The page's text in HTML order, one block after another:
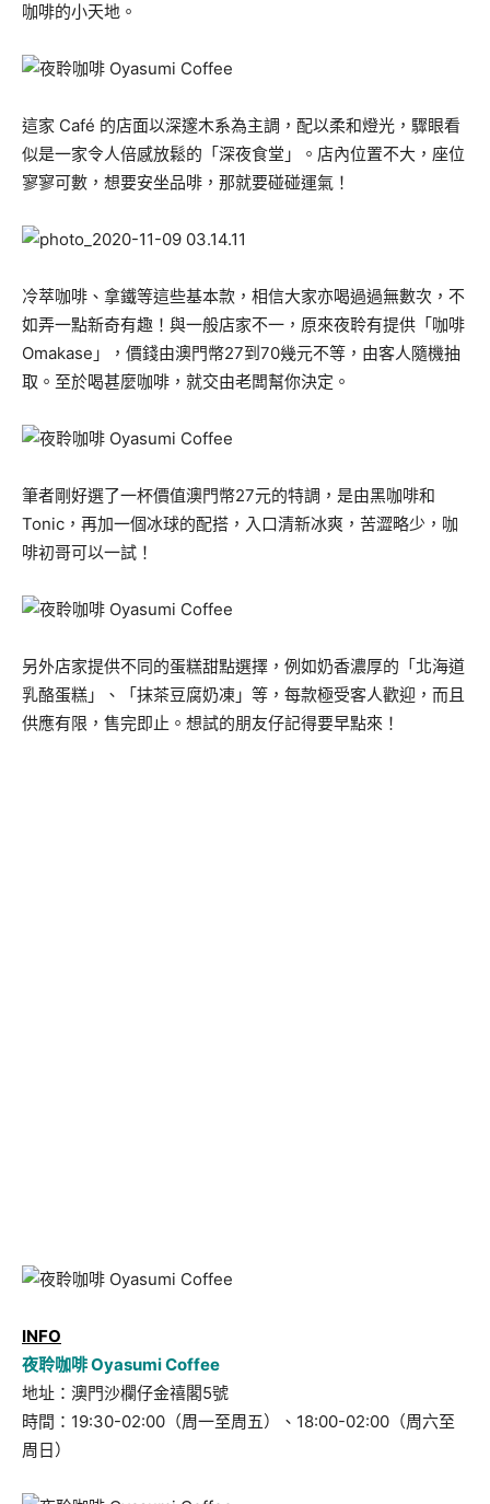
咖啡的小天地。
這家 Café 的店面以深邃木系為主調，配以柔和燈光，驟眼看
似是一家令人倍感放鬆的「深夜食堂」。店內位置不大，座位
寥寥可數，想要安坐品啡，那就要碰碰運氣！
冷萃咖啡、拿鐵等這些基本款，相信大家亦喝過過無數次，不
如弄一點新奇有趣！與一般店家不一，原來夜聆有提供「咖啡
Omakase」，價錢由澳門幣27到70幾元不等，由客人隨機抽
取。至於喝甚麼咖啡，就交由老闆幫你決定。
筆者剛好選了一杯價值澳門幣27元的特調，是由黑咖啡和
Tonic，再加一個冰球的配搭，入口清新冰爽，苦澀略少，咖
啡初哥可以一試！
另外店家提供不同的蛋糕甜點選擇，例如奶香濃厚的「北海道
乳酪蛋糕」、「抹茶豆腐奶凍」等，每款極受客人歡迎，而且
供應有限，售完即止。想試的朋友仔記得要早點來！
INFO
夜聆咖啡 Oyasumi Coffee
地址：澳門沙欄仔金禧閣5號
時間：19:30-02:00（周一至周五）、18:00-02:00（周六至
周日）